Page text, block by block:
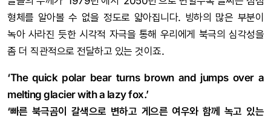
형체를 알아볼 수 없을 정도로 얇아집니다. 빙하의 많은 부분이
녹아 사라진 듯한 시각적 자극을 통해 우리에게 북극의 심각성을
좀 더 직관적으로 전달하고 있는 것이죠.
‘The quick polar bear turns brown and jumps over a
melting glacier with a lazy fox.’
‘빠른 북극곰이 갈색으로 변하고 게으른 여우와 함께 녹고 있는